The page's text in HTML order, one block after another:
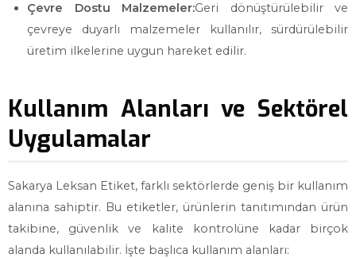
Çevre Dostu Malzemeler:Geri dönüştürülebilir ve
çevreye duyarlı malzemeler kullanılır, sürdürülebilir
üretim ilkelerine uygun hareket edilir.
Kullanım Alanları ve Sektörel
Uygulamalar
Sakarya Leksan Etiket, farklı sektörlerde geniş bir kullanım
alanına sahiptir. Bu etiketler, ürünlerin tanıtımından ürün
takibine, güvenlik ve kalite kontrolüne kadar birçok
alanda kullanılabilir. İşte başlıca kullanım alanları: